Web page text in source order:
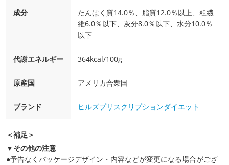
成分
たんぱく質14.0％、脂質12.0％以上、粗繊
維6.0％以下、灰分8.0％以下、水分10.0％
以下
代謝エネルギー 364kcal/100g
原産国 アメリカ合衆国
ブランド ヒルズプリスクリプションダイエット
＜補足＞
▼その他の注意
●予告なくパッケージデザイン・内容などが変更になる場合がござ